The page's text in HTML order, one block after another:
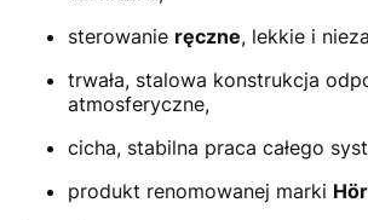
sterowanie ręczne, lekkie i
trwała, stalowa konstrukcja
atmosferyczne,
cicha, stabilna praca całego
produkt renomowanej marki